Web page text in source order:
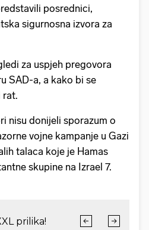
posrednici,
sigurnosna izvora za
za uspjeh pregovora
SAD-a, a kako bi se
rat.
nisu donijeli sporazum o
vojne kampanje u Gazi
talaca koje je Hamas
skupine na Izrael 7.